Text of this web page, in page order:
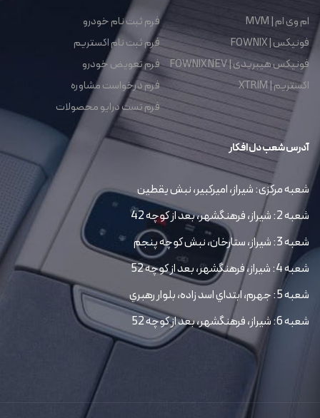
ام وی ام | MVM
فونیکس | FOWNIX
فونیکس هیبریدی | FOWNIX NEV
اکستریم | XTRIM
فرم ثبت نام خودرو
فرم ثبت نام اکستریم
فرم تعویض خودرو
فرم درخواست مشاوره
فرم تست درایو محصولات
آدرس شعب دل افکار
شعبه مرکزی: شیراز، امیرکبیر، نبش یقطین
شعبه 2: شیراز، فرهنگشهر، بعد از کوچه 42
شعبه 3: شیراز، ستارخان، نبش کوچه پنجم
شعبه 4: شیراز، فرهنگشهر، بعد از کوچه 52
شعبه 5: جهرم، ابتداي اسد زاده، بلوار رهبري
شعبه 6: شیراز، فرهنگشهر، بعد از کوچه 52